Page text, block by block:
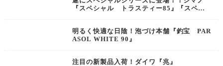
『スペシャル トラスティー85』『スペシ
明るく快適な日陰！泡づけ本舗『釣宝 PAR
ASOL WHITE 90』
注目の新製品入荷！ダイワ『兆』